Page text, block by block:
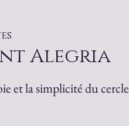
Alegria
et la simplicité du cercle